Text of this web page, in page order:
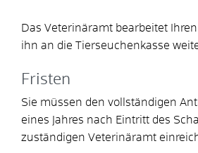
Das Veterinäramt bearbeitet
ihn an die Tierseuchenkasse
Fristen
Sie müssen den vollständigen
eines Jahres nach Eintritt des
zuständigen Veterinäramt